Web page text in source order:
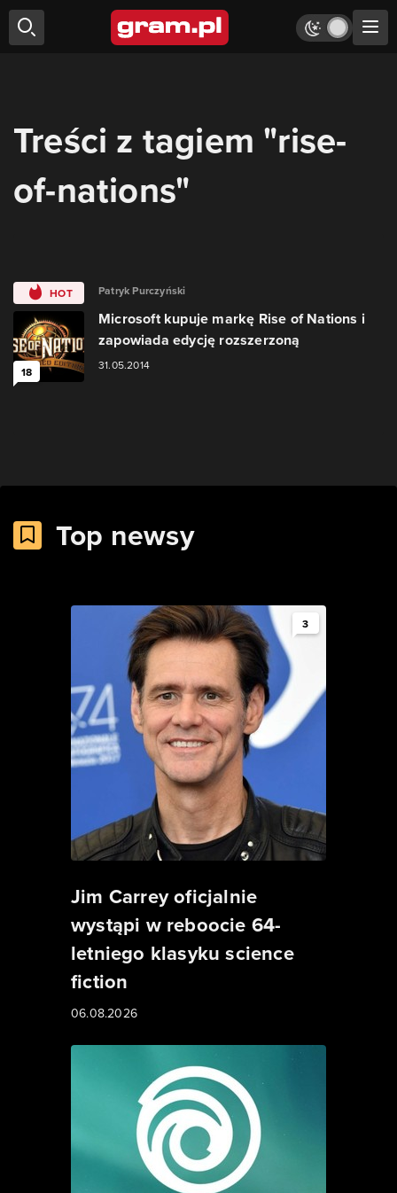
Treści z tagiem "rise-
of-nations"
HOT
18
Patryk Purczyński
Microsoft kupuje markę Rise of Nations i
zapowiada edycję rozszerzoną
31.05.2014
Top newsy
3
Jim Carrey oficjalnie
wystąpi w reboocie 64-
letniego klasyku science
fiction
06.08.2026